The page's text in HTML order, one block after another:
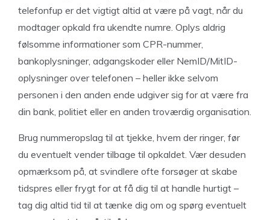
telefonfup er det vigtigt altid at være på vagt, når du
modtager opkald fra ukendte numre. Oplys aldrig
følsomme informationer som CPR-nummer,
bankoplysninger, adgangskoder eller NemID/MitID-
oplysninger over telefonen – heller ikke selvom
personen i den anden ende udgiver sig for at være fra
din bank, politiet eller en anden troværdig organisation.
Brug nummeropslag til at tjekke, hvem der ringer, før
du eventuelt vender tilbage til opkaldet. Vær desuden
opmærksom på, at svindlere ofte forsøger at skabe
tidspres eller frygt for at få dig til at handle hurtigt –
tag dig altid tid til at tænke dig om og spørg eventuelt